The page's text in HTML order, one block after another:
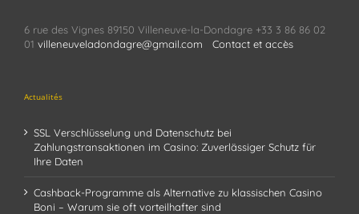
6 rue des Vignes 89150 Villeneuve-la-Dondagre +33 3 86 86 02
01 villeneuveladondagre@gmail.com Contact et accès
Actualités
SSL Verschlüsselung und Datenschutz bei
Zahlungstransaktionen im Casino: Zuverlässiger Schutz für
Ihre Daten
Cashback-Programme als Alternative zu klassischen Casino
Boni – Warum sie oft vorteilhafter sind